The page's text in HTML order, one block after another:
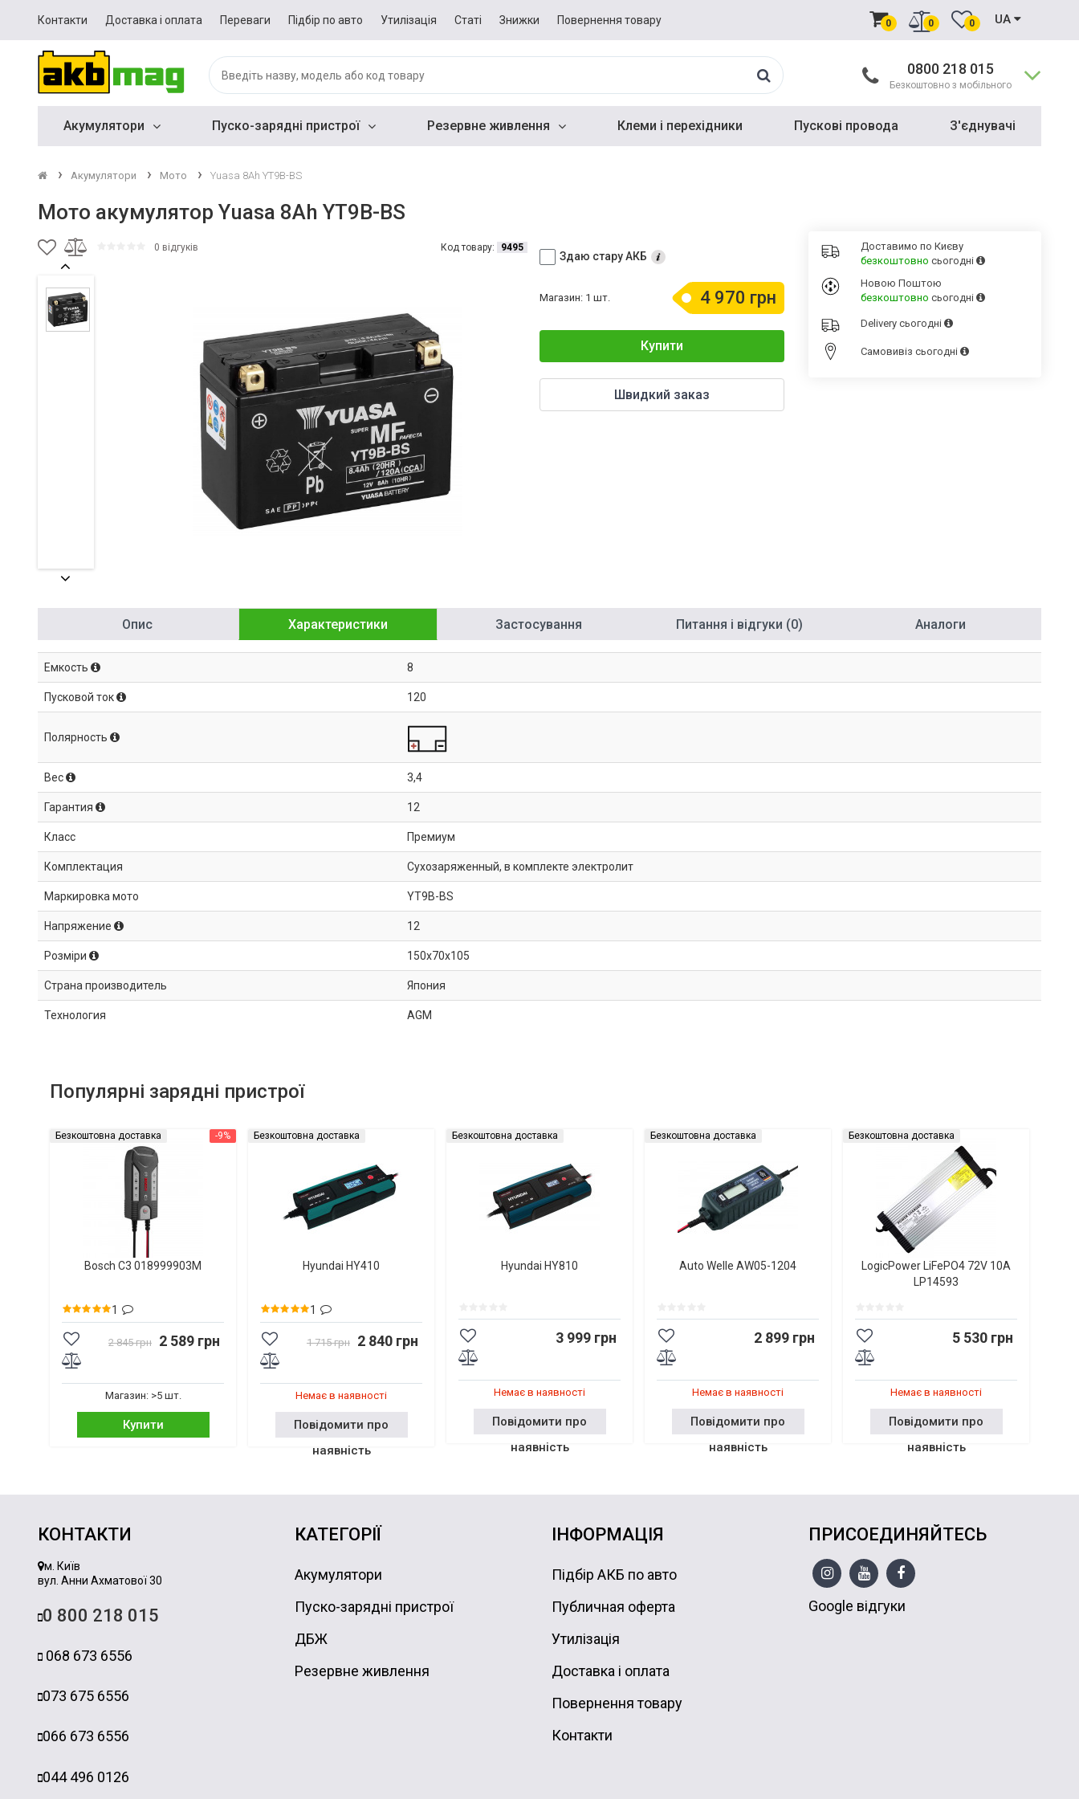
Контакти Доставка і оплата Переваги Підбір по авто Утилізація Статі Знижки Повернення товару 0 0 0 UA
0800 218 015
Безкоштовно з мобільного
Акумулятори Пуско-зарядні пристрої Резервне живлення Клеми і перехідники Пускові провода З'єднувачі
Акумулятори Мото Yuasa 8Ah YT9B-BS
Мото акумулятор Yuasa 8Ah YT9B-BS
0 відгуків Код товару: 9495
Здаю стару АКБ
4 970 грн
Магазин: 1 шт.
Купити
Швидкий заказ
Доставимо по Києву
безкоштовно сьогодні
Новою Поштою
безкоштовно сьогодні
Delivery сьогодні
Cамовивіз сьогодні
Опис Характеристики Застосування Питання і відгуки (0) Аналоги
Емкость 8
Пусковой ток 120
Полярность
Вес 3,4
Гарантия 12
Класс Премиум
Комплектация Сухозаряженный, в комплекте электролит
Маркировка мото YT9B-BS
Напряжение 12
Розміри 150x70x105
Страна производитель Япония
Технология AGM
Популярні зарядні пристрої
-9%
Безкоштовна доставка
Bosch C3 018999903M
1
2 845 грн 2 589 грн
Магазин: >5 шт.
Купити
Безкоштовна доставка
Hyundai HY410
1
1 715 грн 2 840 грн
Немає в наявності
Повідомити про
наявність
Безкоштовна доставка
Hyundai HY810
3 999 грн
Немає в наявності
Повідомити про
наявність
Безкоштовна доставка
Auto Welle AW05-1204
2 899 грн
Немає в наявності
Повідомити про
наявність
Безкоштовна доставка
LogicPower LiFePO4 72V 10A
LP14593
5 530 грн
Немає в наявності
Повідомити про
наявність
КОНТАКТИ
м. Київ
вул. Анни Ахматової 30
0 800 218 015
068 673 6556
073 675 6556
066 673 6556
044 496 0126
КАТЕГОРІЇ
Акумулятори
Пуско-зарядні пристрої
ДБЖ
Резервне живлення
ІНФОРМАЦІЯ
Підбір АКБ по авто
Публичная оферта
Утилізація
Доставка і оплата
Повернення товару
Контакти
ПРИСОЕДИНЯЙТЕСЬ
Google відгуки